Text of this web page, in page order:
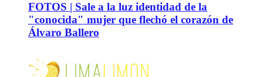
FOTOS | Sale a la luz identidad de la
"conocida" mujer que flechó el corazón de
Álvaro Ballero